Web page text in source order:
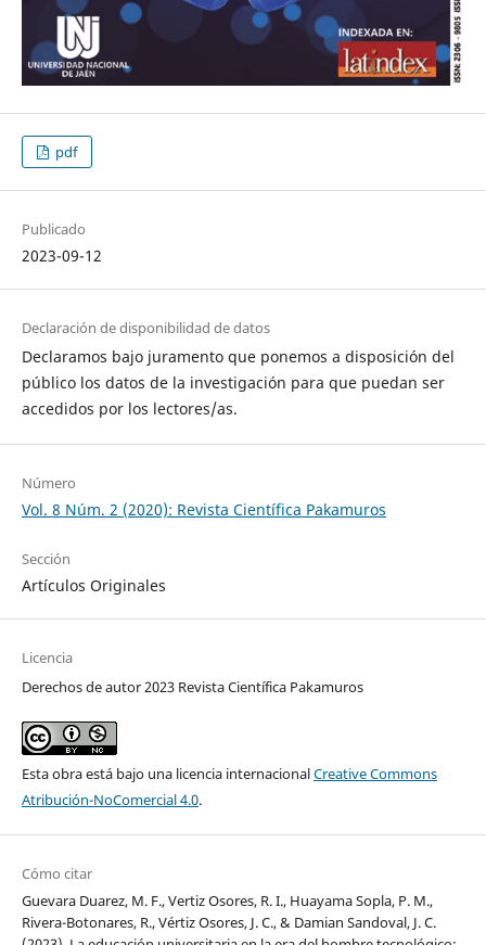
pdf
Publicado
2023-09-12
Declaración de disponibilidad de datos
Declaramos bajo juramento que ponemos a disposición del
público los datos de la investigación para que puedan ser
accedidos por los lectores/as.
Número
Vol. 8 Núm. 2 (2020): Revista Científica Pakamuros
Sección
Artículos Originales
Licencia
Derechos de autor 2023 Revista Científica Pakamuros
Esta obra está bajo una licencia internacionalCreative Commons
Atribución-NoComercial 4.0.
Cómo citar
Guevara Duarez, M. F., Vertiz Osores, R. I., Huayama Sopla, P. M.,
Rivera-Botonares, R., Vértiz Osores, J. C., & Damian Sandoval, J. C.